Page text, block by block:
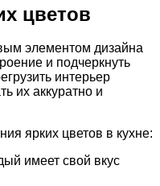
цветов
элементом дизайна
и подчеркнуть
интерьер
их аккуратно и
ярких цветов в кухне:
имеет свой вкус